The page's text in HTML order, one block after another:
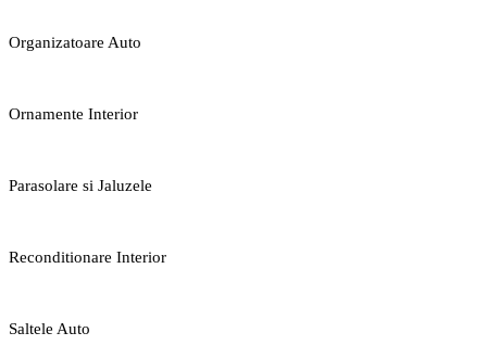
Organizatoare Auto
Ornamente Interior
Parasolare si Jaluzele
Reconditionare Interior
Saltele Auto